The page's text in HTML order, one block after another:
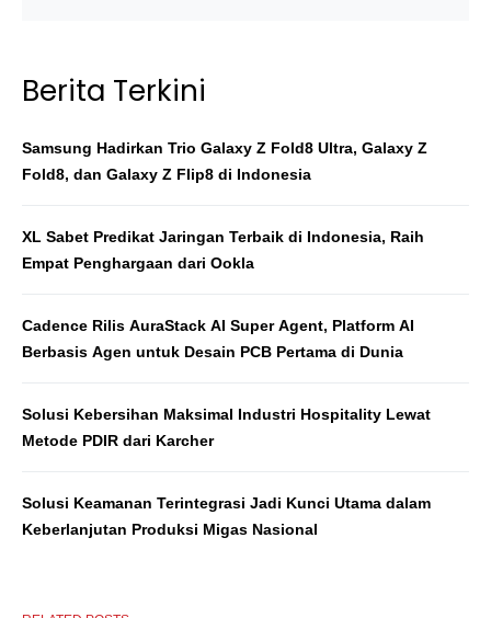
Berita Terkini
Samsung Hadirkan Trio Galaxy Z Fold8 Ultra, Galaxy Z
Fold8, dan Galaxy Z Flip8 di Indonesia
XL Sabet Predikat Jaringan Terbaik di Indonesia, Raih
Empat Penghargaan dari Ookla
Cadence Rilis AuraStack AI Super Agent, Platform AI
Berbasis Agen untuk Desain PCB Pertama di Dunia
Solusi Kebersihan Maksimal Industri Hospitality Lewat
Metode PDIR dari Karcher
Solusi Keamanan Terintegrasi Jadi Kunci Utama dalam
Keberlanjutan Produksi Migas Nasional